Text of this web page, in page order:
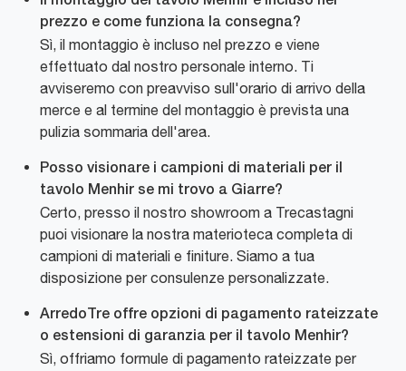
prezzo e come funziona la consegna?
Sì, il montaggio è incluso nel prezzo e viene
effettuato dal nostro personale interno. Ti
avviseremo con preavviso sull'orario di arrivo della
merce e al termine del montaggio è prevista una
pulizia sommaria dell'area.
Posso visionare i campioni di materiali per il
tavolo Menhir se mi trovo a Giarre?
Certo, presso il nostro showroom a Trecastagni
puoi visionare la nostra materioteca completa di
campioni di materiali e finiture. Siamo a tua
disposizione per consulenze personalizzate.
ArredoTre offre opzioni di pagamento rateizzate
o estensioni di garanzia per il tavolo Menhir?
Sì, offriamo formule di pagamento rateizzate per